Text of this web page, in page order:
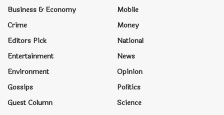
Business & Economy
Crime
Editors Pick
Entertainment
Environment
Gossips
Guest Column
Mobile
Money
National
News
Opinion
Politics
Science